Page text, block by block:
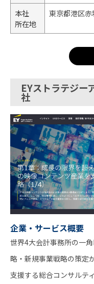
本社
所在地
東京都港区
EYストラテジー
社
企業・サービス概要
世界4大会計事務所の一
略・新規事業戦略の策定
支援する総合コンサルテ